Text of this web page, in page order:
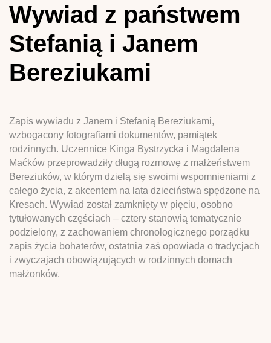
Wywiad z państwem
Stefanią i Janem
Bereziukami
Zapis wywiadu z Janem i Stefanią Bereziukami,
wzbogacony fotografiami dokumentów, pamiątek
rodzinnych. Uczennice Kinga Bystrzycka i Magdalena
Maćków przeprowadziły długą rozmowę z małżeństwem
Bereziuków, w którym dzielą się swoimi wspomnieniami z
całego życia, z akcentem na lata dzieciństwa spędzone na
Kresach. Wywiad został zamknięty w pięciu, osobno
tytułowanych częściach – cztery stanowią tematycznie
podzielony, z zachowaniem chronologicznego porządku
zapis życia bohaterów, ostatnia zaś opowiada o tradycjach
i zwyczajach obowiązujących w rodzinnych domach
małżonków.